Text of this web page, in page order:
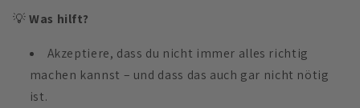
💡Was hilft?
Akzeptiere, dass du nicht immer alles richtig
machen kannst – und dass das auch gar nicht nötig
ist.